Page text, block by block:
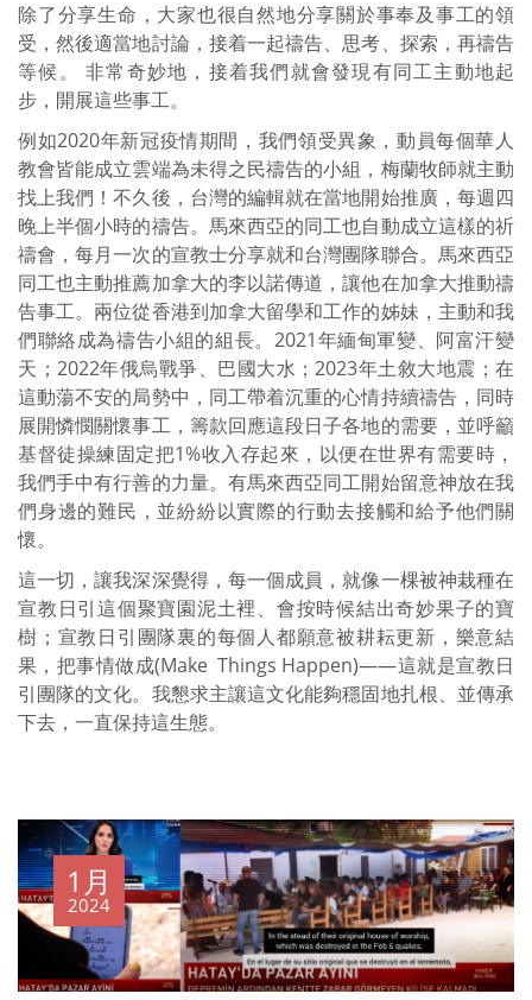
除了分享生命，大家也很自然地分享關於事奉及事工的領
受，然後適當地討論，接着一起禱告、思考、探索，再禱告
等候。 非常奇妙地，接着我們就會發現有同工主動地起
步，開展這些事工。
例如2020年新冠疫情期間，我們領受異象，動員每個華人
教會皆能成立雲端為未得之民禱告的小組，梅蘭牧師就主動
找上我們！不久後，台灣的編輯就在當地開始推廣，每週四
晚上半個小時的禱告。馬來西亞的同工也自動成立這樣的祈
禱會，每月一次的宣教士分享就和台灣團隊聯合。馬來西亞
同工也主動推薦加拿大的李以諾傳道，讓他在加拿大推動禱
告事工。兩位從香港到加拿大留學和工作的姊妹，主動和我
們聯絡成為禱告小組的組長。2021年緬甸軍變、阿富汗變
天；2022年俄烏戰爭、巴國大水；2023年土敘大地震；在
這動蕩不安的局勢中，同工帶着沉重的心情持續禱告，同時
展開憐憫關懷事工，籌款回應這段日子各地的需要，並呼籲
基督徒操練固定把1%收入存起來，以便在世界有需要時，
我們手中有行善的力量。有馬來西亞同工開始留意神放在我
們身邊的難民，並紛紛以實際的行動去接觸和給予他們關
懷。
這一切，讓我深深覺得，每一個成員，就像一棵被神栽種在
宣教日引這個聚寶園泥土裡、會按時候結出奇妙果子的寶
樹；宣教日引團隊裏的每個人都願意被耕耘更新，樂意結
果，把事情做成(Make Things Happen)——這就是宣教日
引團隊的文化。我懇求主讓這文化能夠穩固地扎根、並傳承
下去，一直保持這生態。
1月
2024